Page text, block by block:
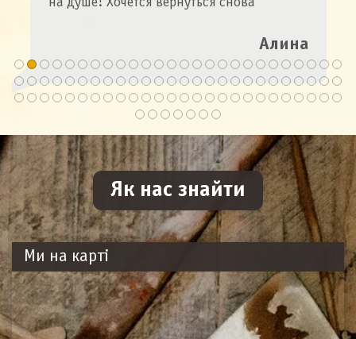
на душе! Хочется вернуться снова
Алина
Як нас знайти
Ми на карті